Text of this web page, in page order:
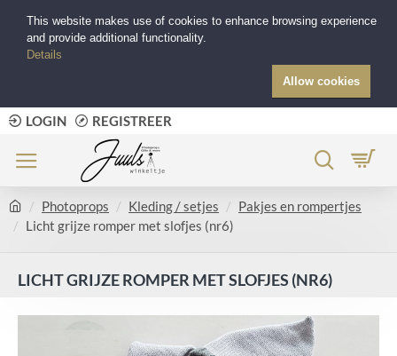
LOGIN REGISTREER
Photoprops Kleding / setjes
Pakjes en rompertjes
Licht grijze romper met slofjes (nr6)
LICHT GRIJZE ROMPER MET SLOFJES (NR6)
This website makes use of cookies to enhance browsing experience
and provide additional functionality.
Details
Allow cookies